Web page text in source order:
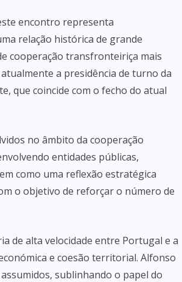
encontro representa
relação histórica de grande
cooperação transfronteiriça mais
a presidência de turno da
que coincide com o fecho do atual
no âmbito da cooperação
entidades públicas,
como uma reflexão estratégica
o objetivo de reforçar o número de
de alta velocidade entre Portugal e a
e coesão territorial. Alfonso
sublinhando o papel do